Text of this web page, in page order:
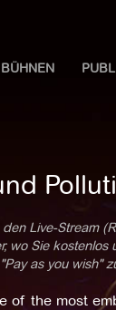
BÜHNEN
Live-Stream
wo Sie
as you wish"
of the most